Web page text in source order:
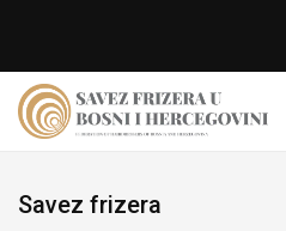
Savez frizera